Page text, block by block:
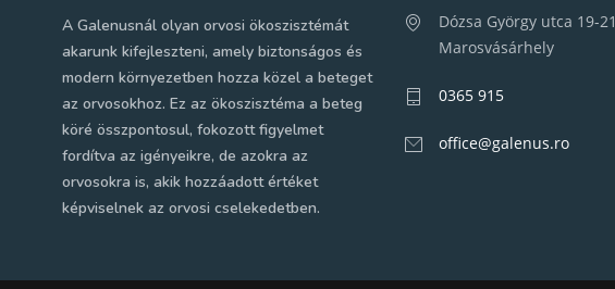
A Galenusnál olyan orvosi ökoszisztémát
akarunk kifejleszteni, amely biztonságos és
modern környezetben hozza közel a beteget
az orvosokhoz. Ez az ökoszisztéma a beteg
köré összpontosul, fokozott figyelmet
fordítva az igényeikre, de azokra az
orvosokra is, akik hozzáadott értéket
képviselnek az orvosi cselekedetben.
Dózsa György utca 19-21
Marosvásárhely
0365 915
office@galenus.ro